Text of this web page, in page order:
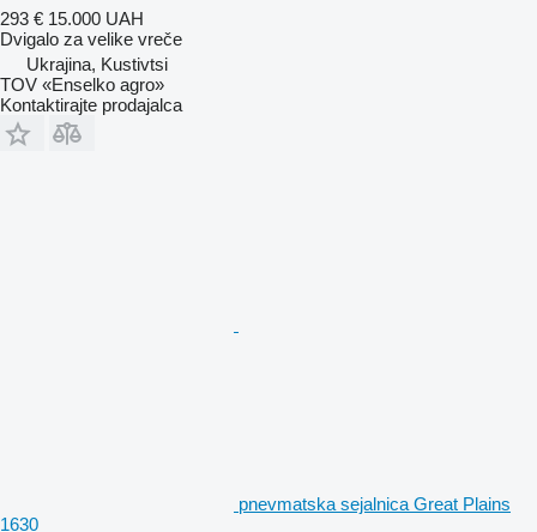
293 € 15.000 UAH
Dvigalo za velike vreče
Ukrajina, Kustivtsi
TOV «Enselko agro»
Kontaktirajte prodajalca
pnevmatska sejalnica Great Plains
1630